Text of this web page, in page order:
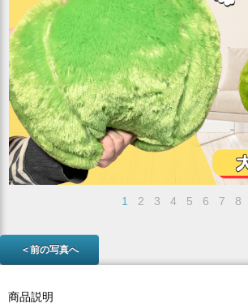
1 2 3 4 5 6 7 8
＜前の写真へ
商品説明